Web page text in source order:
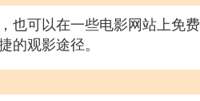
也可以在一些电影网站上免费
观影途径。